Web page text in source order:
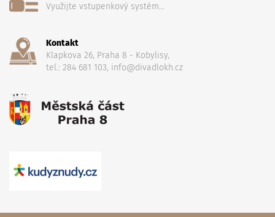
Využijte vstupenkový systém...
Kontakt
Klapkova 26, Praha 8 - Kobylisy,
tel.: 284 681 103, info@divadlokh.cz